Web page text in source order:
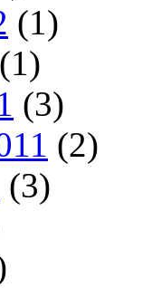
(1)
(1)
(3)
(2)
(3)